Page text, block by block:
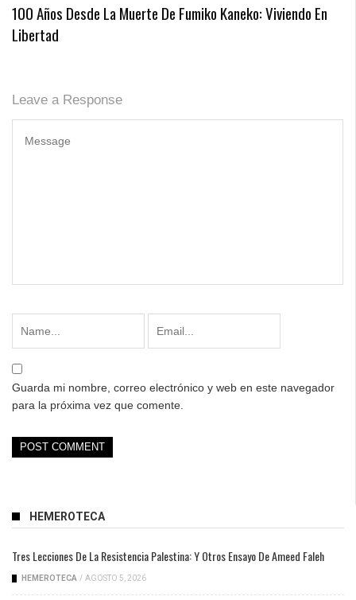
100 Años Desde La Muerte De Fumiko Kaneko: Viviendo En
Libertad
Leave a Response
Guarda mi nombre, correo electrónico y web en este navegador
para la próxima vez que comente.
HEMEROTECA
Tres Lecciones De La Resistencia Palestina: Y Otros Ensayo De Ameed Faleh
HEMEROTECA / AGOSTO 5, 2026